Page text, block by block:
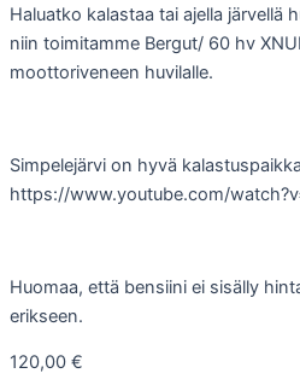
Haluatko kalastaa tai ajella järvellä
niin toimitamme Bergut/ 60 hv
moottoriveneen huvilalle.
Simpelejärvi on hyvä
https://www.youtube.com/
Huomaa, että bensiini ei sisälly
erikseen.
120,00 €